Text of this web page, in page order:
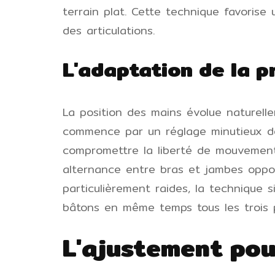
terrain plat. Cette technique
des articulations.
L'adaptation de la
La position des mains évolue
commence par un réglage minutieux
compromettre la liberté de
alternance entre bras et jambes
particulièrement raides, la technique
bâtons en même temps tous les trois
L'ajustement